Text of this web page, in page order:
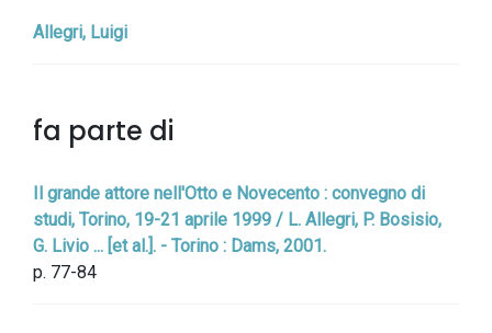
Allegri, Luigi
fa parte di
Il grande attore nell'Otto e Novecento : convegno di
studi, Torino, 19-21 aprile 1999 / L. Allegri, P. Bosisio,
G. Livio ... [et al.]. - Torino : Dams, 2001.
p. 77-84